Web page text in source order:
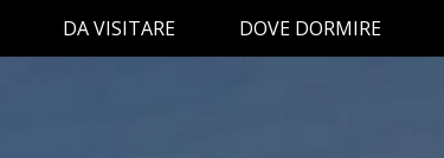
DA VISITARE DOVE DORMIRE